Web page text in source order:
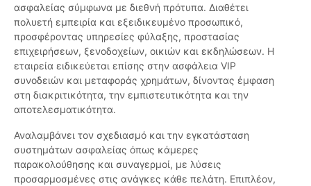
ασφαλείας σύμφωνα με διεθνή πρότυπα. Διαθέτει
πολυετή εμπειρία και εξειδικευμένο προσωπικό,
προσφέροντας υπηρεσίες φύλαξης, προστασίας
επιχειρήσεων, ξενοδοχείων, οικιών και εκδηλώσεων. Η
εταιρεία ειδικεύεται επίσης στην ασφάλεια VIP
συνοδειών και μεταφοράς χρημάτων, δίνοντας έμφαση
στη διακριτικότητα, την εμπιστευτικότητα και την
αποτελεσματικότητα.
Αναλαμβάνει τον σχεδιασμό και την εγκατάσταση
συστημάτων ασφαλείας όπως κάμερες
παρακολούθησης και συναγερμοί, με λύσεις
προσαρμοσμένες στις ανάγκες κάθε πελάτη. Επιπλέον,